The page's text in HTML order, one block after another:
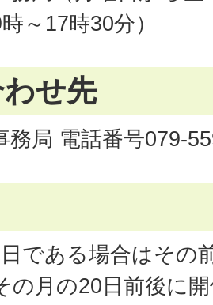
～17時30分）
せ先
務局 電話番号079-
である場合はその
の月の20日前後に